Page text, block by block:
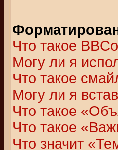
Что такое
Могу ли я
Что такое
Могу ли я
Что такое
Что такое
Что значит